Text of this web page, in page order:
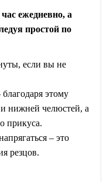
ежедневно, а
простой по
если вы не
этому
и нижней челюстей, а
прикуса.
– это
резцов.